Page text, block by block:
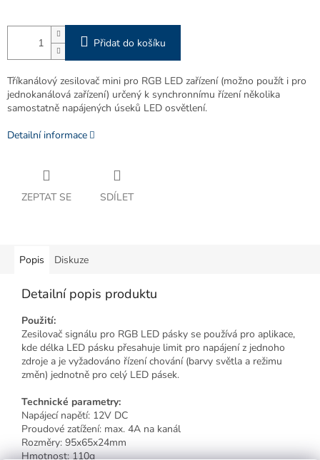
Přidat do košíku
Tříkanálový zesilovač mini pro RGB LED zařízení (možno použít i pro
jednokanálová zařízení) určený k synchronnímu řízení několika
samostatně napájených úseků LED osvětlení.
Detailní informace
ZEPTAT SE SDÍLET
Popis Diskuze
Detailní popis produktu
Použití:
Zesilovač signálu pro RGB LED pásky se používá pro aplikace,
kde délka LED pásku přesahuje limit pro napájení z jednoho
zdroje a je vyžadováno řízení chování (barvy světla a režimu
změn) jednotně pro celý LED pásek.
Technické parametry:
Napájecí napětí: 12V DC
Proudové zatížení: max. 4A na kanál
Rozměry: 95x65x24mm
Hmotnost: 110g